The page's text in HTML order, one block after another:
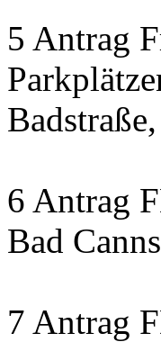
5 Antrag
6 Antrag
Bad
7 Antrag